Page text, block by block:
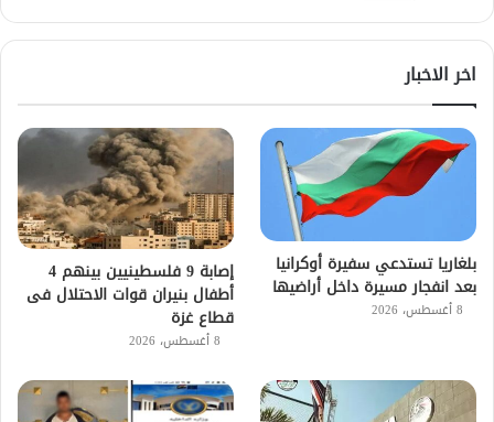
اخر الاخبار
بلغاريا تستدعي سفيرة أوكرانيا
بعد انفجار مسيرة داخل أراضيها
8 أغسطس، 2026
إصابة 9 فلسطينيين بينهم 4
أطفال بنيران قوات الاحتلال فى
قطاع غزة
8 أغسطس، 2026